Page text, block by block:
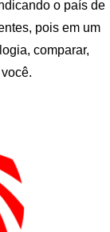
o país de
pois em um
comparar,